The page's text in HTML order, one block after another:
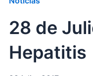
28 de
Hepatitis